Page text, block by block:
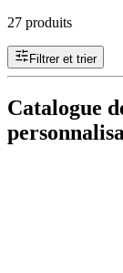
27 produits
Filtrer et trier
Catalogue